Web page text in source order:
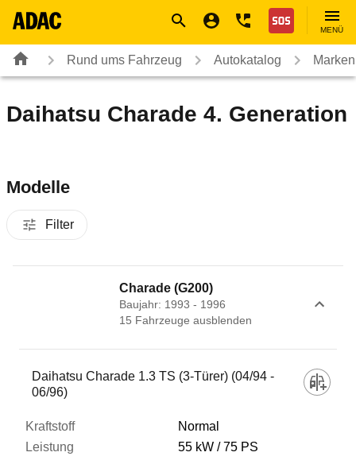
Nothilfe
MENÜ
Rund ums Fahrzeug Autokatalog
Daihatsu Charade 4. Generation
Modelle
Filter
Charade (G200)
Baujahr: 1993 - 1996
15 Fahrzeuge ausblenden
Fahrzeug
Kraftstoff
Daihatsu Charade 1.3 TS (3-Türer) (04/94 -
06/96)
Normal
55 kW
75 PS